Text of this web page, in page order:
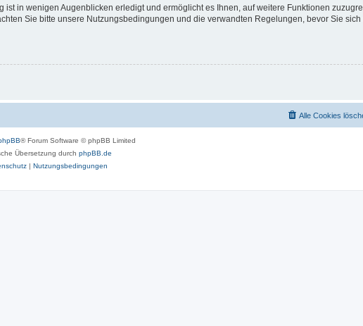
in wenigen Augenblicken erledigt und ermöglicht es Ihnen, auf weitere Funktionen
Sie bitte unsere Nutzungsbedingungen und die verwandten Regelungen, bevor Sie sich
Alle Cookies
® Forum Software © phpBB Limited
Übersetzung durch phpBB.de
| Nutzungsbedingungen